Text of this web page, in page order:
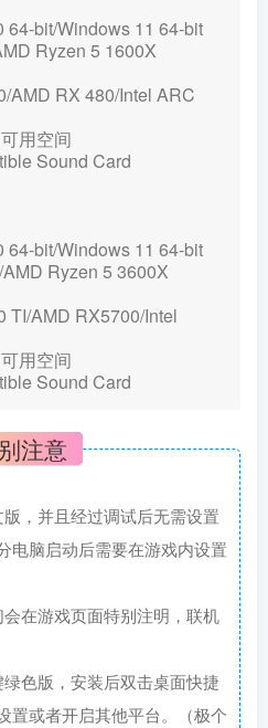
64-bit/Windows 11 64-bit
Ryzen 5 1600X
AMD RX 480/Intel ARC
用空间
Sound Card
64-bit/Windows 11 64-bit
Ryzen 5 3600X
TI/AMD RX5700/Intel
用空间
Sound Card
注意
，并且经过调试后无需设置
电脑启动后需要在游戏内设置
在游戏页面特别注明，联机
色版，安装后双击桌面快捷
置或者开启其他平台。（极个